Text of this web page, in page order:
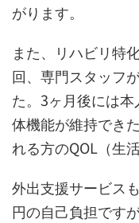
がります。
また、リハビリ特
回、専門スタッフ
た。3ヶ月後には
体機能が維持でき
れる方のQOL（生
外出支援サービス
円の自己負担です